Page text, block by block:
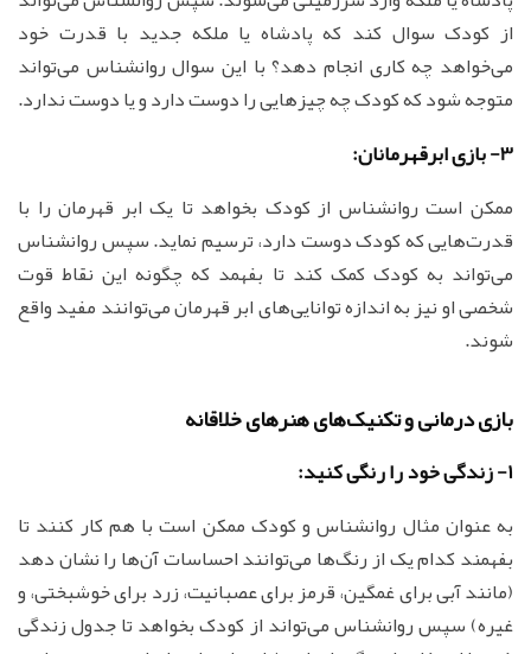
از کودک سوال کند که پادشاه یا ملکه جدید با قدرت خود
می‌خواهد چه کاری انجام دهد؟ با این سوال روانشناس می‌تواند
متوجه شود که کودک چه چیزهایی را دوست دارد و یا دوست ندارد.
3- بازی ابرقهرمانان:
ممکن است روانشناس از کودک بخواهد تا یک ابر قهرمان را با
قدرت‌هایی که کودک دوست دارد، ترسیم نماید. سپس روانشناس
می‌تواند به کودک کمک کند تا بفهمد که چگونه این نقاط قوت
شخصی او نیز به اندازه توانایی‌های ابر قهرمان می‌توانند مفید واقع
شوند.
بازی درمانی و تکنیک‌های هنرهای خلاقانه
1- زندگی خود را رنگی کنید:
به عنوان مثال روانشناس و کودک ممکن است با هم کار کنند تا
بفهمند کدام یک از رنگ‌ها می‌توانند احساسات آن‌ها را نشان دهد
(مانند آبی برای غمگین، قرمز برای عصبانیت، زرد برای خوشبختی، و
غیره) سپس روانشناس می‌تواند از کودک بخواهد تا جدول زندگی